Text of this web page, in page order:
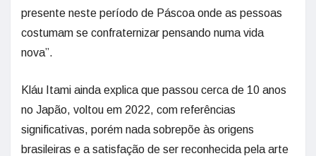
presente neste período de Páscoa onde as pessoas
costumam se confraternizar pensando numa vida
nova”.
Kláu Itami ainda explica que passou cerca de 10 anos
no Japão, voltou em 2022, com referências
significativas, porém nada sobrepõe às origens
brasileiras e a satisfação de ser reconhecida pela arte